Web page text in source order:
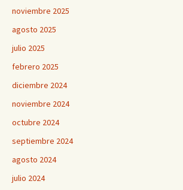
noviembre 2025
agosto 2025
julio 2025
febrero 2025
diciembre 2024
noviembre 2024
octubre 2024
septiembre 2024
agosto 2024
julio 2024